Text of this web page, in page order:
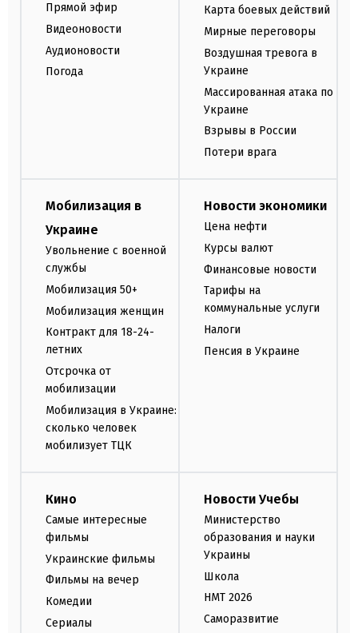
Прямой эфир
Видеоновости
Аудионовости
Погода
Карта боевых действий
Мирные переговоры
Воздушная тревога в
Украине
Массированная атака по
Украине
Взрывы в России
Потери врага
Мобилизация в
Украине
Увольнение с военной
службы
Мобилизация 50+
Мобилизация женщин
Контракт для 18-24-
летних
Отсрочка от
мобилизации
Мобилизация в Украине:
сколько человек
мобилизует ТЦК
Новости экономики
Цена нефти
Курсы валют
Финансовые новости
Тарифы на
коммунальные услуги
Налоги
Пенсия в Украине
Кино
Самые интересные
фильмы
Украинские фильмы
Фильмы на вечер
Комедии
Сериалы
Новости Учебы
Министерство
образования и науки
Украины
Школа
НМТ 2026
Саморазвитие